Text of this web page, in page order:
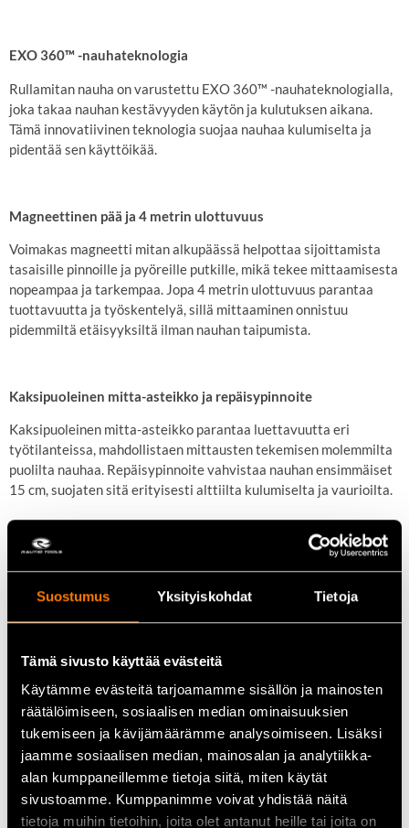
Suostumus Yksityiskohdat Tietoja
Tämä sivusto käyttää evästeitä
Käytämme evästeitä tarjoamamme sisällön ja mainosten
räätälöimiseen, sosiaalisen median ominaisuuksien
tukemiseen ja kävijämäärämme analysoimiseen. Lisäksi
jaamme sosiaalisen median, mainosalan ja analytiikka-
alan kumppaneillemme tietoja siitä, miten käytät
sivustoamme. Kumppanimme voivat yhdistää näitä
tietoja muihin tietoihin, joita olet antanut heille tai joita on
EXO 360™ -nauhateknologia
Rullamitan nauha on varustettu EXO 360™ -nauhateknologialla,
joka takaa nauhan kestävyyden käytön ja kulutuksen aikana.
Tämä innovatiivinen teknologia suojaa nauhaa kulumiselta ja
pidentää sen käyttöikää.
Magneettinen pää ja 4 metrin ulottuvuus
Voimakas magneetti mitan alkupäässä helpottaa sijoittamista
tasaisille pinnoille ja pyöreille putkille, mikä tekee mittaamisesta
nopeampaa ja tarkempaa. Jopa 4 metrin ulottuvuus parantaa
tuottavuutta ja työskentelyä, sillä mittaaminen onnistuu
pidemmiltä etäisyyksiltä ilman nauhan taipumista.
Kaksipuoleinen mitta-asteikko ja repäisypinnoite
Kaksipuoleinen mitta-asteikko parantaa luettavuutta eri
työtilanteissa, mahdollistaen mittausten tekemisen molemmilta
puolilta nauhaa. Repäisypinnoite vahvistaa nauhan ensimmäiset
15 cm, suojaten sitä erityisesti alttiilta kulumiselta ja vaurioilta.
Patentoitu sormipysäytin ja kestävä kotelo
Patentoitu sormipysäytin suojaa sormia, kun nauha kelautuu
rullamitan sisään, lisäten turvallisuutta käytössä. ABS-kotelo
iskunkestävällä päällysteellä lisää mukavuutta ja kestävyyttä
Metallilankainen vyöpidin ja luokan II tarkkuus
Metallilankainen vyöpidin vähentää taskujen repeytymistä ja
mahdollistaa nopean ja helpon ripustamisen, pitäen mittan aina
käden ulottuvilla. Rullamitta täyttää luokan II
tarkkuusvaatimukset, mikä takaa luotettavat ja tarkat